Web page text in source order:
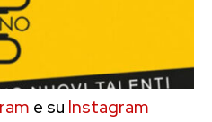
e su Instagram